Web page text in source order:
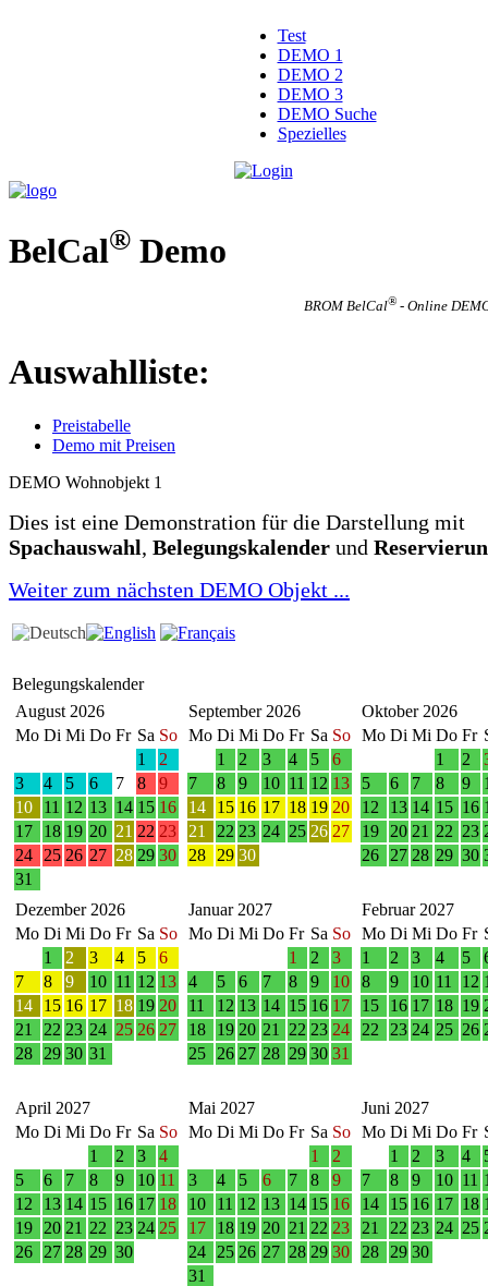
Test
DEMO 1
DEMO 2
DEMO 3
DEMO Suche
Spezielles
BelCal® Demo
BROM BelCal® - Online
Auswahlliste:
Preistabelle
Demo mit Preisen
DEMO Wohnobjekt 1
Dies ist eine Demonstration für die Darstellung mit
Spachauswahl, Belegungskalender und
Weiter zum nächsten DEMO Objekt ...
Belegungskalender
August 2026
Mo Di Mi Do Fr Sa So
1
2
3
4 5 6 7 8
9
10
11 12 13 14 15 16
17
18 19 20 21 22 23
24
25 26 27 28 29 30
31
September 2026
Mo Di Mi Do Fr Sa So
1
2 3 4 5
6
7
8 9 10 11 12 13
14
15 16 17 18 19 20
21
22 23 24 25 26 27
28
29 30
Oktober 2026
Mo Di Mi Do Fr
1
2
5
6 7 8 9
12
13 14 15 16
19
20 21 22 23
26
27 28 29 30
Dezember 2026
Mo Di Mi Do Fr Sa So
1
2 3 4 5
6
7
8 9 10 11 12 13
14
15 16 17 18 19 20
21
22 23 24 25 26 27
28
29 30 31
Januar 2027
Mo Di Mi Do Fr Sa So
1
2
3
4
5 6 7 8 9
10
11
12 13 14 15 16 17
18
19 20 21 22 23 24
25
26 27 28 29 30 31
Februar 2027
Mo Di Mi Do Fr
1
2 3 4 5
8
9 10 11 12
15
16 17 18 19
22
23 24 25 26
April 2027
Mo Di Mi Do Fr Sa So
1
2 3
4
5
6 7 8 9 10 11
12
13 14 15 16 17 18
19
20 21 22 23 24 25
26
27 28 29 30
Mai 2027
Mo Di Mi Do Fr Sa So
1
2
3
4 5 6 7 8
9
10
11 12 13 14 15 16
17
18 19 20 21 22 23
24
25 26 27 28 29 30
31
Juni 2027
Mo Di Mi Do Fr
1
2 3 4
7
8 9 10 11
14
15 16 17 18
21
22 23 24 25
28
29 30